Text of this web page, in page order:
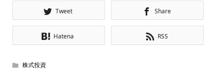
Tweet Share
Hatena RSS
株式投資